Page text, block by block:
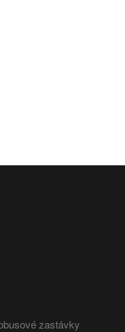
zastávky